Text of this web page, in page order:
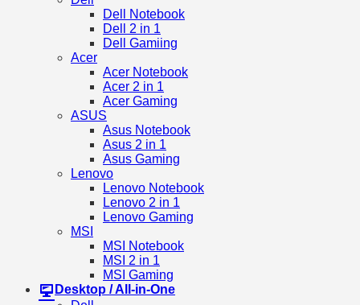
Dell Notebook
Dell 2 in 1
Dell Gamiing
Acer
Acer Notebook
Acer 2 in 1
Acer Gaming
ASUS
Asus Notebook
Asus 2 in 1
Asus Gaming
Lenovo
Lenovo Notebook
Lenovo 2 in 1
Lenovo Gaming
MSI
MSI Notebook
MSI 2 in 1
MSI Gaming
Desktop / All-in-One